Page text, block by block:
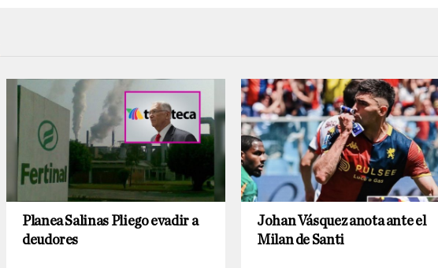
Planea Salinas Pliego evadir a
deudores
Johan Vásquez anota ante el
Milan de Santi